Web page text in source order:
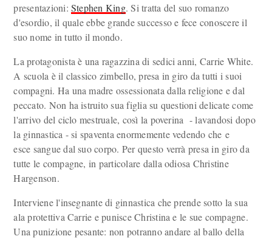
presentazioni:Stephen King. Si tratta del suo romanzo
d'esordio, il quale ebbe grande successo e fece conoscere il
suo nome in tutto il mondo.
La protagonista è una ragazzina di sedici anni, Carrie White.
A scuola è il classico zimbello, presa in giro da tutti i suoi
compagni. Ha una madre ossessionata dalla religione e dal
peccato. Non ha istruito sua figlia su questioni delicate come
l'arrivo del ciclo mestruale, così la poverina - lavandosi dopo
la ginnastica - si spaventa enormemente vedendo che e
esce sangue dal suo corpo. Per questo verrà presa in giro da
tutte le compagne, in particolare dalla odiosa Christine
Hargenson.
Interviene l'insegnante di ginnastica che prende sotto la sua
ala protettiva Carrie e punisce Christina e le sue compagne.
Una punizione pesante: non potranno andare al ballo della